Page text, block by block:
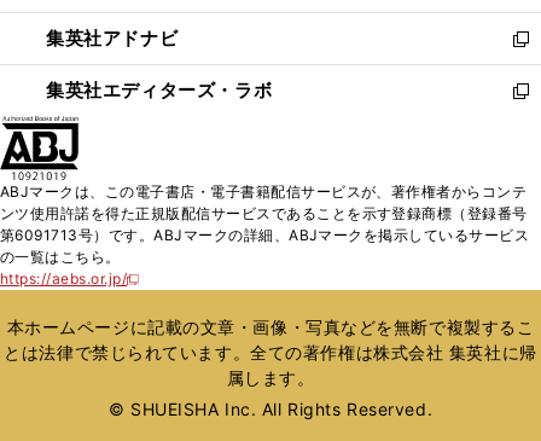
開
く
ウ
で
開
く
ン
ド
ウ
で
ウ
ィ
ン
ド
く
集英社アドナビ
新
し
い
ド
ウ
で
集英社エディターズ・ラボ
新
ィ
ン
ド
開
く
ABJマークは、この電子書店・電子書籍配信サービスが、著作権者からコンテ
ンツ使用許諾を得た正規版配信サービスであることを示す登録商標（登録番号
第6091713号）です。ABJマークの詳細、ABJマークを掲示しているサービス
の一覧はこちら。
https://aebs.or.jp/
新
い
ウ
ィ
ウ
本ホームページに記載の文章・画像・写真などを無断で複製するこ
とは法律で禁じられています。全ての著作権は株式会社 集英社に帰
属します。
© SHUEISHA Inc. All Rights Reserved.